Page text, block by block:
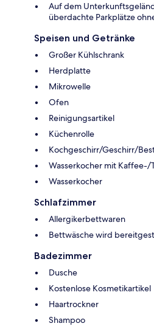
Auf dem
überdachte Parkplätze
Speisen und Getränke
Großer Kühlschrank
Herdplatte
Mikrowelle
Ofen
Reinigungsartikel
Küchenrolle
Kochgeschirr/Geschirr/
Wasserkocher mit Kaffee-/
Wasserkocher
Schlafzimmer
Allergikerbettwaren
Bettwäsche wird
Badezimmer
Dusche
Kostenlose Kosmetikartikel
Haartrockner
Shampoo